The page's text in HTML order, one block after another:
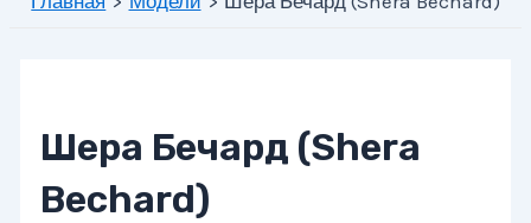
Шера Бечард (Shera
Bechard)